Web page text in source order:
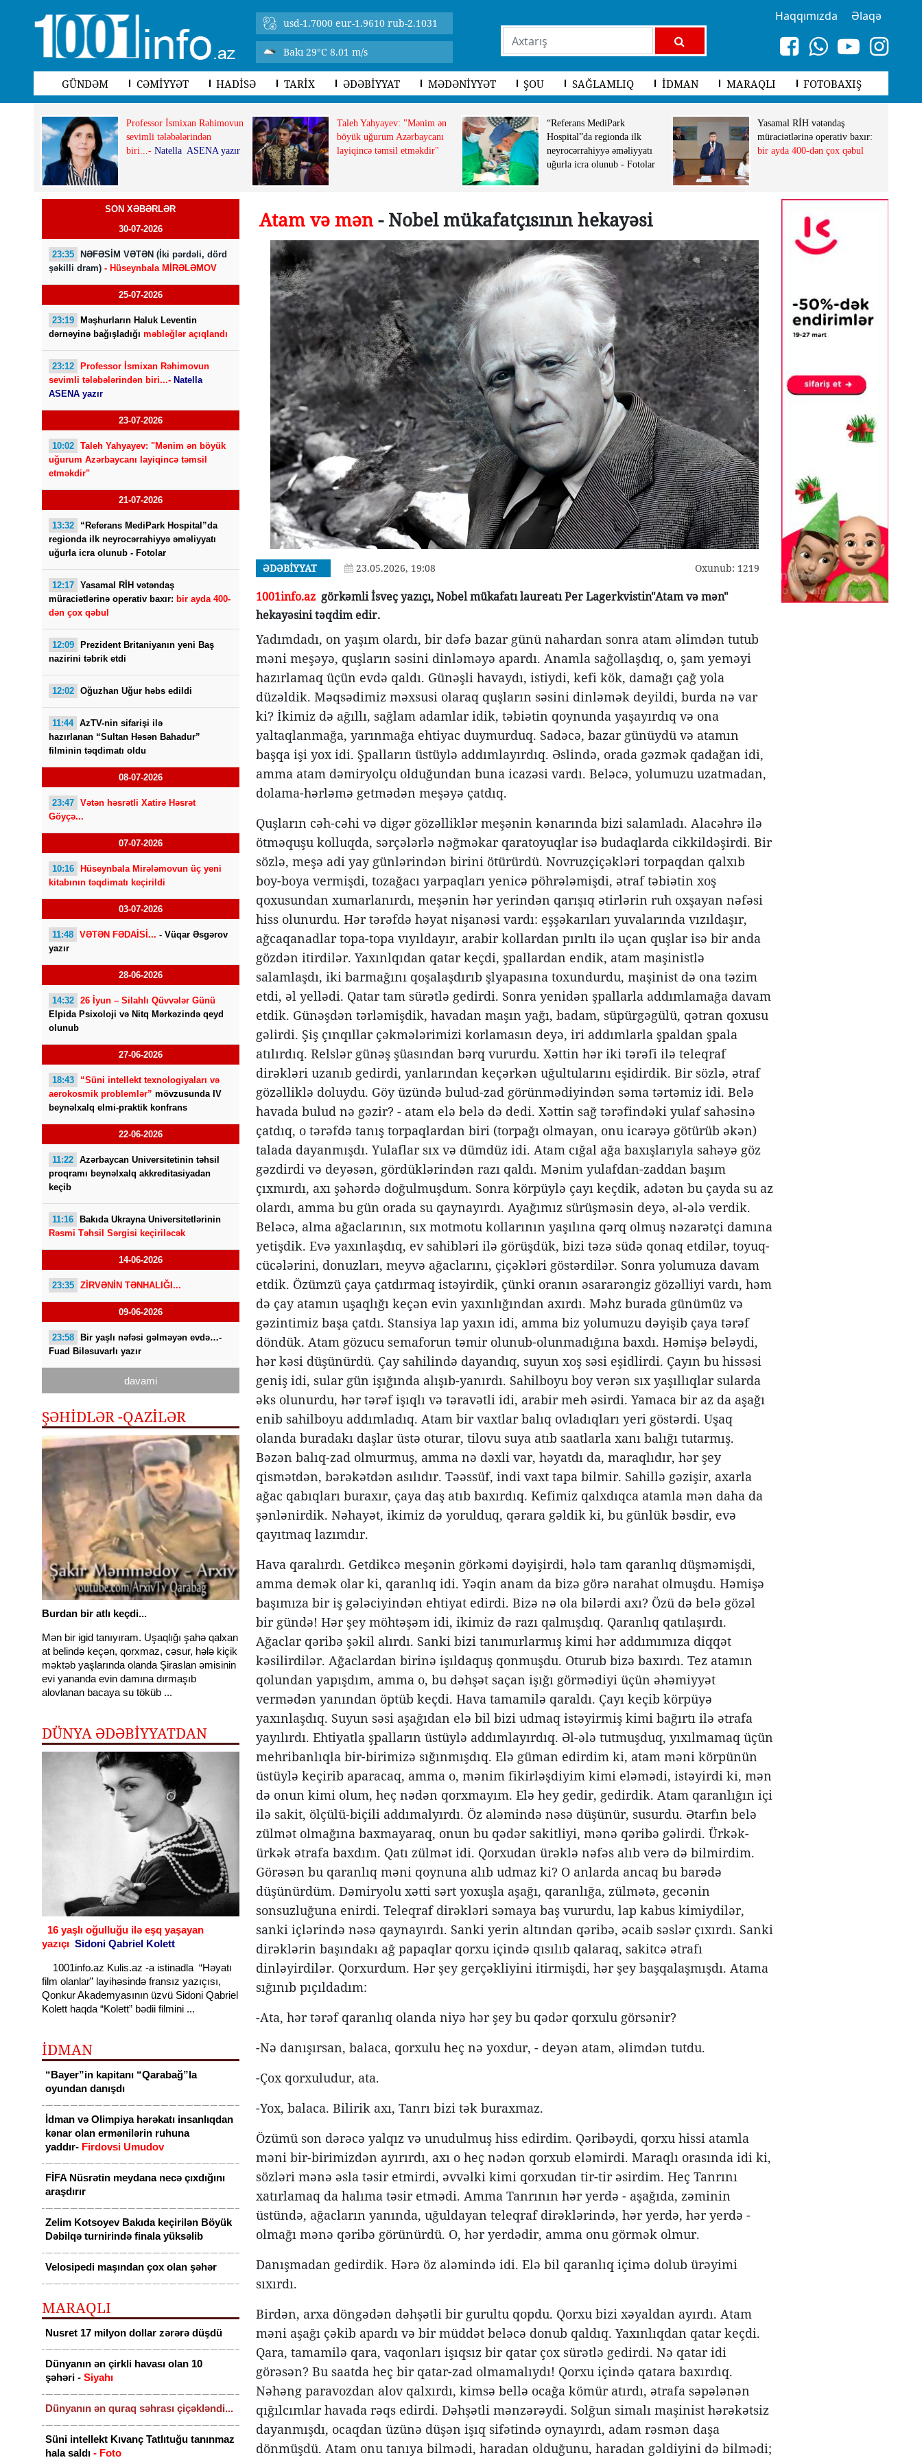
usd-1.7000 eur-1.9610 rub-2.1031
Bakı 29°C 8.01 m/s
Haqqımızda Əlaqə
GÜNDƏM CƏMİYYƏT HADİSƏ TARİX ƏDƏBİYYAT MƏDƏNİYYƏT ŞOU SAĞLAMLIQ İDMAN MARAQLI FOTOBAXIŞ
Professor İsmixan Rəhimovun
sevimli tələbələrindən
biri...- Natella ASENA yazır
Taleh Yahyayev: "Mənim ən
böyük uğurum Azərbaycanı
layiqincə təmsil etməkdir"
“Referans MediPark
Hospital”da regionda ilk
neyrocərrahiyyə əməliyyatı
uğurla icra olunub - Fotolar
Yasamal RİH vətəndaş
müraciətlərinə operativ baxır:
bir ayda 400-dən çox qəbul
SON XƏBƏRLƏR
30-07-2026
23:35
NƏFƏSİM VƏTƏN (İki pərdəli, dörd
şəkilli dram) - Hüseynbala MİRƏLƏMOV
25-07-2026
23:19
Məşhurların Haluk Leventin
dərnəyinə bağışladığı məbləğlər açıqlandı
23:12
Professor İsmixan Rəhimovun
sevimli tələbələrindən biri...- Natella
ASENA yazır
23-07-2026
10:02 Taleh Yahyayev: "Mənim ən böyük
uğurum Azərbaycanı layiqincə təmsil
etməkdir"
21-07-2026
13:32
“Referans MediPark Hospital”da
regionda ilk neyrocərrahiyyə əməliyyatı
uğurla icra olunub - Fotolar
12:17 Yasamal RİH vətəndaş
müraciətlərinə operativ baxır: bir ayda 400-
dən çox qəbul
12:09
Prezident Britaniyanın yeni Baş
nazirini təbrik etdi
12:02 Oğuzhan Uğur həbs edildi
11:44 AzTV-nin sifarişi ilə
hazırlanan “Sultan Həsən Bahadur”
filminin təqdimatı oldu
08-07-2026
23:47 Vətən həsrətli Xatirə Həsrət
Göyçə...
07-07-2026
10:16
Hüseynbala Mirələmovun üç yeni
kitabının təqdimatı keçirildi
03-07-2026
11:48 VƏTƏN FƏDAİSİ... - Vüqar Əsgərov
yazır
28-06-2026
14:32 26 İyun – Silahlı Qüvvələr Günü
Elpida Psixoloji və Nitq Mərkəzində qeyd
olunub
27-06-2026
18:43
“Süni intellekt texnologiyaları və
aerokosmik problemlər” mövzusunda IV
beynəlxalq elmi-praktik konfrans
22-06-2026
11:22 Azərbaycan Universitetinin təhsil
proqramı beynəlxalq akkreditasiyadan
keçib
11:16
Bakıda Ukrayna Universitetlərinin
Rəsmi Təhsil Sərgisi keçiriləcək
14-06-2026
23:35 ZİRVƏNİN TƏNHALIĞI...
09-06-2026
23:58
Bir yaşlı nəfəsi gəlməyən evdə…-
Fuad Biləsuvarlı yazır
davami
ŞƏHİDLƏR -QAZILƏR
Burdan bir atlı keçdi...
Mən bir igid tanıyıram. Uşaqlığı şahə qalxan
at belində keçən, qorxmaz, cəsur, hələ kiçik
məktəb yaşlarında olanda Şiraslan əmisinin
evi yananda evin damına dırmaşıb
alovlanan bacaya su töküb ...
DÜNYA ƏDƏBİYYATDAN
16 yaşlı oğulluğu ilə eşq yaşayan
yazıçı Sidoni Qabriel Kolett
1001info.az Kulis.az -a istinadla “Həyatı
film olanlar” layihəsində fransız yazıçısı,
Qonkur Akademyasının üzvü Sidoni Qabriel
Kolett haqda “Kolett” bədii filmini ...
İDMAN
“Bayer”in kapitanı “Qarabağ”la
oyundan danışdı
İdman və Olimpiya hərəkatı insanlıqdan
kənar olan ermənilərin ruhuna
yaddır- Firdovsi Umudov
FİFA Nüsrətin meydana necə çıxdığını
araşdırır
Zelim Kotsoyev Bakıda keçirilən Böyük
Dəbilqə turnirində finala yüksəlib
Velosipedi maşından çox olan şəhər
MARAQLI
Nusret 17 milyon dollar zərərə düşdü
Dünyanın ən çirkli havası olan 10
şəhəri - Siyahı
Dünyanın ən quraq səhrası çiçəkləndi...
Süni intellekt Kıvanç Tatlıtuğu tanınmaz
hala saldı - Foto
Atam və mən- Nobel mükafatçısının hekayəsi
ƏDƏBİYYAT 23.05.2026, 19:08 Oxunub: 1219
1001info.az görkəmli İsveç yazıçı, Nobel mükafatı laureatı Per Lagerkvistin"Atam və mən"
hekayəsini təqdim edir.
Yadımdadı, on yaşım olardı, bir dəfə bazar günü nahardan sonra atam əlimdən tutub
məni meşəyə, quşların səsini dinləməyə apardı. Anamla sağollaşdıq, o, şam yeməyi
hazırlamaq üçün evdə qaldı. Günəşli havaydı, istiydi, kefi kök, damağı çağ yola
düzəldik. Məqsədimiz məxsusi olaraq quşların səsini dinləmək deyildi, burda nə var
ki? İkimiz də ağıllı, sağlam adamlar idik, təbiətin qoynunda yaşayırdıq və ona
yaltaqlanmağa, yarınmağa ehtiyac duymurduq. Sadəcə, bazar günüydü və atamın
başqa işi yox idi. Şpalların üstüylə addımlayırdıq. Əslində, orada gəzmək qadağan idi,
amma atam dəmiryolçu olduğundan buna icazəsi vardı. Beləcə, yolumuzu uzatmadan,
dolama-hərləmə getmədən meşəyə çatdıq.
Quşların cəh-cəhi və digər gözəlliklər meşənin kənarında bizi salamladı. Alacəhrə ilə
ötməquşu kolluqda, sərçələrlə nəğməkar qaratoyuqlar isə budaqlarda cikkildəşirdi. Bir
sözlə, meşə adi yay günlərindən birini ötürürdü. Novruzçiçəkləri torpaqdan qalxıb
boy-boya vermişdi, tozağacı yarpaqları yenicə pöhrələmişdi, ətraf təbiətin xoş
qoxusundan xumarlanırdı, meşənin hər yerindən qarışıq ətirlərin ruh oxşayan nəfəsi
hiss olunurdu. Hər tərəfdə həyat nişanəsi vardı: eşşəkarıları yuvalarında vızıldaşır,
ağcaqanadlar topa-topa vıyıldayır, arabir kollardan pırıltı ilə uçan quşlar isə bir anda
gözdən itirdilər. Yaxınlqıdan qatar keçdi, şpallardan endik, atam maşinistlə
salamlaşdı, iki barmağını qoşalaşdırıb şlyapasına toxundurdu, maşinist də ona təzim
etdi, əl yellədi. Qatar tam sürətlə gedirdi. Sonra yenidən şpallarla addımlamağa davam
etdik. Günəşdən tərləmişdik, havadan maşın yağı, badam, süpürgəgülü, qətran qoxusu
gəlirdi. Şiş çınqıllar çəkmələrimizi korlamasın deyə, iri addımlarla şpaldan şpala
atılırdıq. Relslər günəş şüasından bərq vururdu. Xəttin hər iki tərəfi ilə teleqraf
dirəkləri uzanıb gedirdi, yanlarından keçərkən uğultularını eşidirdik. Bir sözlə, ətraf
gözəlliklə doluydu. Göy üzündə bulud-zad görünmədiyindən səma tərtəmiz idi. Belə
havada bulud nə gəzir? - atam elə belə də dedi. Xəttin sağ tərəfindəki yulaf sahəsinə
çatdıq, o tərəfdə tanış torpaqlardan biri (torpağı olmayan, onu icarəyə götürüb əkən)
talada dayanmışdı. Yulaflar sıx və dümdüz idi. Atam cığal ağa baxışlarıyla sahəyə göz
gəzdirdi və deyəsən, gördüklərindən razı qaldı. Mənim yulafdan-zaddan başım
çıxmırdı, axı şəhərdə doğulmuşdum. Sonra körpüylə çayı keçdik, adətən bu çayda su az
olardı, amma bu gün orada su qaynayırdı. Ayağımız sürüşməsin deyə, əl-ələ verdik.
Beləcə, alma ağaclarının, sıx motmotu kollarının yaşılına qərq olmuş nəzarətçi damına
yetişdik. Evə yaxınlaşdıq, ev sahibləri ilə görüşdük, bizi təzə südə qonaq etdilər, toyuq-
cücələrini, donuzları, meyvə ağaclarını, çiçəkləri göstərdilər. Sonra yolumuza davam
etdik. Özümzü çaya çatdırmaq istəyirdik, çünki oranın əsararəngiz gözəlliyi vardı, həm
də çay atamın uşaqlığı keçən evin yaxınlığından axırdı. Məhz burada günümüz və
gəzintimiz başa çatdı. Stansiya lap yaxın idi, amma biz yolumuzu dəyişib çaya tərəf
döndük. Atam gözucu semaforun təmir olunub-olunmadığına baxdı. Həmişə beləydi,
hər kəsi düşünürdü. Çay sahilində dayandıq, suyun xoş səsi eşidlirdi. Çayın bu hissəsi
geniş idi, sular gün işığında alışıb-yanırdı. Sahilboyu boy verən sıx yaşıllıqlar sularda
əks olunurdu, hər tərəf işıqlı və təravətli idi, arabir meh əsirdi. Yamaca bir az da aşağı
enib sahilboyu addımladıq. Atam bir vaxtlar balıq ovladıqları yeri göstərdi. Uşaq
olanda buradakı daşlar üstə oturar, tilovu suya atıb saatlarla xanı balığı tutarmış.
Bəzən balıq-zad olmurmuş, amma nə dəxli var, həyatdı da, maraqlıdır, hər şey
qismətdən, bərəkətdən asılıdır. Təəssüf, indi vaxt tapa bilmir. Sahillə gəzişir, axarla
ağac qabıqları buraxır, çaya daş atıb baxırdıq. Kefimiz qalxdıqca atamla mən daha da
şənlənirdik. Nəhayət, ikimiz də yorulduq, qərara gəldik ki, bu günlük bəsdir, evə
qayıtmaq lazımdır.
Hava qaralırdı. Getdikcə meşənin görkəmi dəyişirdi, hələ tam qaranlıq düşməmişdi,
amma demək olar ki, qaranlıq idi. Yəqin anam da bizə görə narahat olmuşdu. Həmişə
başımıza bir iş gələciyindən ehtiyat edirdi. Bizə nə ola bilərdi axı? Özü də belə gözəl
bir gündə! Hər şey möhtəşəm idi, ikimiz də razı qalmışdıq. Qaranlıq qatılaşırdı.
Ağaclar qəribə şəkil alırdı. Sanki bizi tanımırlarmış kimi hər addımımıza diqqət
kəsilirdilər. Ağaclardan birinə işıldaquş qonmuşdu. Oturub bizə baxırdı. Tez atamın
qolundan yapışdım, amma o, bu dəhşət saçan işığı görmədiyi üçün əhəmiyyət
vermədən yanından öptüb keçdi. Hava tamamilə qaraldı. Çayı keçib körpüyə
yaxınlaşdıq. Suyun səsi aşağıdan elə bil bizi udmaq istəyirmiş kimi bağırtı ilə ətrafa
yayılırdı. Ehtiyatla şpalların üstüylə addımlayırdıq. Əl-ələ tutmuşduq, yıxılmamaq üçün
mehribanlıqla bir-birimizə sığınmışdıq. Elə güman edirdim ki, atam məni körpünün
üstüylə keçirib aparacaq, amma o, mənim fikirləşdiyim kimi eləmədi, istəyirdi ki, mən
də onun kimi olum, heç nədən qorxmayım. Elə hey gedir, gedirdik. Atam qaranlığın içi
ilə sakit, ölçülü-biçili addımalyırdı. Öz aləmində nəsə düşünür, susurdu. Ətarfın belə
zülmət olmağına baxmayaraq, onun bu qədər sakitliyi, mənə qəribə gəlirdi. Ürkək-
ürkək ətrafa baxdım. Qatı zülmət idi. Qorxudan ürəklə nəfəs alıb verə də bilmirdim.
Görəsən bu qaranlıq məni qoynuna alıb udmaz ki? O anlarda ancaq bu barədə
düşünürdüm. Dəmiryolu xətti sərt yoxuşla aşağı, qaranlığa, zülmətə, gecənin
sonsuzluğuna enirdi. Teleqraf dirəkləri səmaya baş vururdu, lap kabus kimiydilər,
sanki içlərində nəsə qaynayırdı. Sanki yerin altından qəribə, əcaib səslər çıxırdı. Sanki
dirəklərin başındakı ağ papaqlar qorxu içində qısılıb qalaraq, sakitcə ətrafı
dinləyirdilər. Qorxurdum. Hər şey gerçəkliyini itirmişdi, hər şey başqalaşmışdı. Atama
sığınıb pıçıldadım:
-Ata, hər tərəf qaranlıq olanda niyə hər şey bu qədər qorxulu görsənir?
-Nə danışırsan, balaca, qorxulu heç nə yoxdur, - deyən atam, əlimdən tutdu.
-Çox qorxuludur, ata.
-Yox, balaca. Bilirik axı, Tanrı bizi tək buraxmaz.
Özümü son dərəcə yalqız və unudulmuş hiss edirdim. Qəribəydi, qorxu hissi atamla
məni bir-birimizdən ayırırdı, axı o heç nədən qorxub eləmirdi. Maraqlı orasında idi ki,
sözləri mənə əsla təsir etmirdi, əvvəlki kimi qorxudan tir-tir əsirdim. Heç Tanrını
xatırlamaq da halıma təsir etmədi. Amma Tanrının hər yerdə - aşağıda, zəminin
üstündə, ağacların yanında, uğuldayan teleqraf dirəklərində, hər yerdə, hər yerdə -
olmağı mənə qəribə görünürdü. O, hər yerdədir, amma onu görmək olmur.
Danışmadan gedirdik. Hərə öz aləmində idi. Elə bil qaranlıq içimə dolub ürəyimi
sıxırdı.
Birdən, arxa döngədən dəhşətli bir gurultu qopdu. Qorxu bizi xəyaldan ayırdı. Atam
məni aşağı çəkib apardı və bir müddət beləcə donub qaldıq. Yaxınlıqdan qatar keçdi.
Qara, tamamilə qara, vaqonları işıqsız bir qatar çox sürətlə gedirdi. Nə qatar idi
görəsən? Bu saatda heç bir qatar-zad olmamalıydı! Qorxu içində qatara baxırdıq.
Nəhəng paravozdan alov qalxırdı, kimsə bellə ocağa kömür atırdı, ətrafa səpələnən
qığılcımlar havada rəqs edirdi. Dəhşətli mənzərəydi. Solğun simalı maşinist hərəkətsiz
dayanmışdı, ocaqdan üzünə düşən işıq sifətində oynayırdı, adam rəsmən daşa
dönmüşdü. Atam onu tanıya bilmədi, haradan olduğunu, haradan gəldiyini də bilmədi;